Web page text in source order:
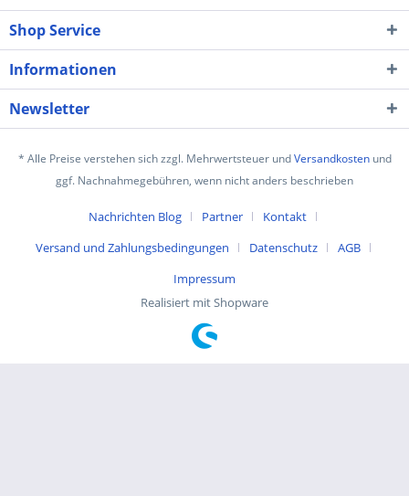
Shop Service
Informationen
Newsletter
* Alle Preise verstehen sich zzgl. Mehrwertsteuer undVersandkostenund
ggf. Nachnahmegebühren, wenn nicht anders beschrieben
Nachrichten Blog Partner
Kontakt
Versand und Zahlungsbedingungen
Datenschutz
AGB
Impressum
Realisiert mit Shopware